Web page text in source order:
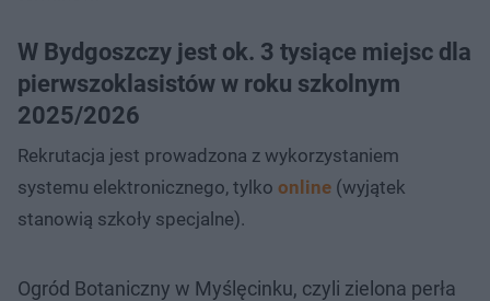
W Bydgoszczy jest ok. 3 tysiące miejsc dla
pierwszoklasistów w roku szkolnym
2025/2026
Rekrutacja jest prowadzona z wykorzystaniem
systemu elektronicznego, tylko online (wyjątek
stanowią szkoły specjalne).
Ogród Botaniczny w Myślęcinku, czyli zielona perła